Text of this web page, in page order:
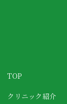
TOP
クリニック紹介